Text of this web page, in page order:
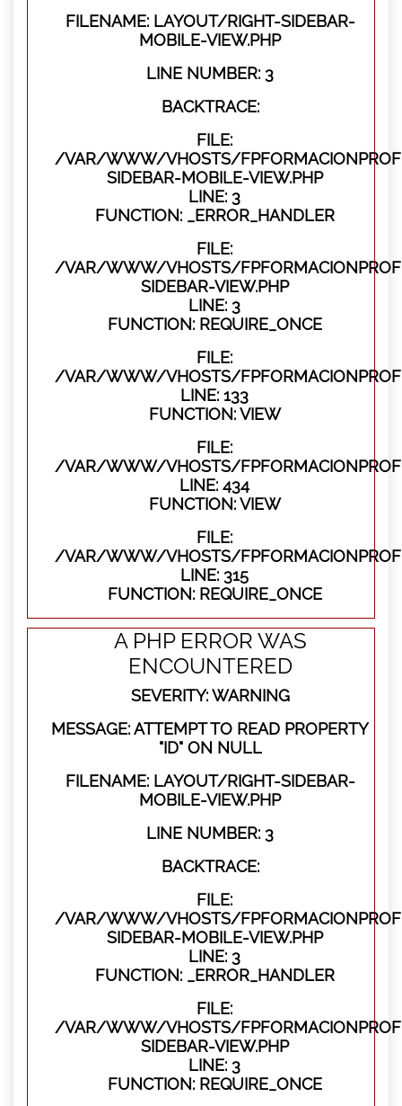
FILENAME: LAYOUT/RIGHT-SIDEBAR-
MOBILE-VIEW.PHP
LINE NUMBER: 3
BACKTRACE:
FILE:
/VAR/WWW/VHOSTS/
SIDEBAR-MOBILE-VIEW.PHP
LINE: 3
FUNCTION: _ERROR_HANDLER
FILE:
/VAR/WWW/VHOSTS/
SIDEBAR-VIEW.PHP
LINE: 3
FUNCTION: REQUIRE_ONCE
FILE:
/VAR/WWW/VHOSTS/
LINE: 133
FUNCTION: VIEW
FILE:
/VAR/WWW/VHOSTS/
LINE: 434
FUNCTION: VIEW
FILE:
/VAR/WWW/VHOSTS/
LINE: 315
FUNCTION: REQUIRE_ONCE
A PHP ERROR WAS
ENCOUNTERED
SEVERITY: WARNING
MESSAGE: ATTEMPT TO READ PROPERTY
"ID" ON NULL
FILENAME: LAYOUT/RIGHT-SIDEBAR-
MOBILE-VIEW.PHP
LINE NUMBER: 3
BACKTRACE:
FILE:
/VAR/WWW/VHOSTS/
SIDEBAR-MOBILE-VIEW.PHP
LINE: 3
FUNCTION: _ERROR_HANDLER
FILE:
/VAR/WWW/VHOSTS/
SIDEBAR-VIEW.PHP
LINE: 3
FUNCTION: REQUIRE_ONCE